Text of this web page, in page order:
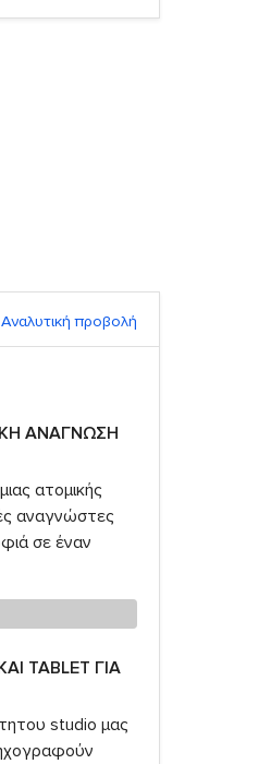
Αναλυτική προβολή
ΑΝΑΓΝΩΣΗ
ατομικής
αναγνώστες
σε έναν
TABLET ΓΙΑ
studio μας